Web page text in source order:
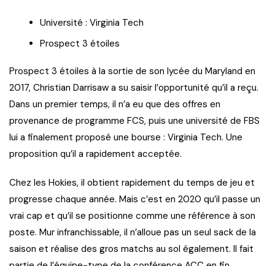
Université : Virginia Tech
Prospect 3 étoiles
Prospect 3 étoiles à la sortie de son lycée du Maryland en
2017, Christian Darrisaw a su saisir l’opportunité qu’il a reçu.
Dans un premier temps, il n’a eu que des offres en
provenance de programme FCS, puis une université de FBS
lui a finalement proposé une bourse : Virginia Tech. Une
proposition qu’il a rapidement acceptée.
Chez les Hokies, il obtient rapidement du temps de jeu et
progresse chaque année. Mais c’est en 2020 qu’il passe un
vrai cap et qu’il se positionne comme une référence à son
poste. Mur infranchissable, il n’alloue pas un seul sack de la
saison et réalise des gros matchs au sol également. Il fait